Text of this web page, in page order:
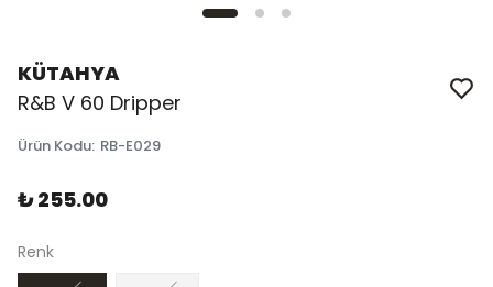
KÜTAHYA
R&B V 60 Dripper
Ürün Kodu: RB-E029
₺ 255.00
Renk